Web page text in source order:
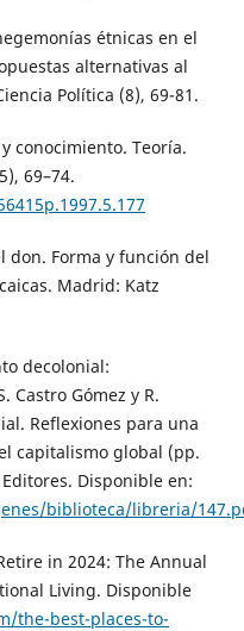
étnicas en el
alternativas al
Política (8), 69-81.
conocimiento. Teoría.
69–74.
don. Forma y función del
Madrid: Katz
decolonial:
Castro Gómez y R.
Reflexiones para una
capitalismo global (pp.
Disponible en:
biblioteca/libreria/
in 2024: The Annual
Living. Disponible
the-best-places-to-